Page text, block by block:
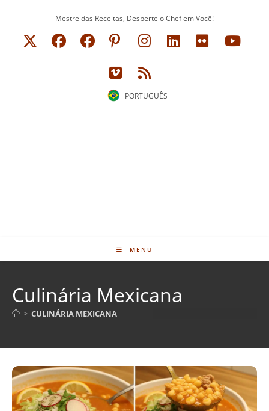
Mestre das Receitas, Desperte o Chef em Você!
PORTUGUÊS
MENU
Culinária Mexicana
> CULINÁRIA MEXICANA